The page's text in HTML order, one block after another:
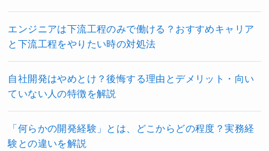
エンジニアは下流工程のみで働ける？おすすめキャリア
と下流工程をやりたい時の対処法
自社開発はやめとけ？後悔する理由とデメリット・向い
ていない人の特徴を解説
「何らかの開発経験」とは、どこからどの程度？実務経
験との違いを解説